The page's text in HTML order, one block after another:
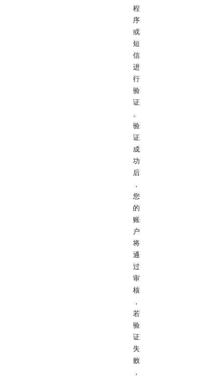
程
序
或
短
信
进
行
验
证
。
验
证
成
功
后
，
您
的
账
户
将
通
过
审
核
，
若
验
证
失
败
，